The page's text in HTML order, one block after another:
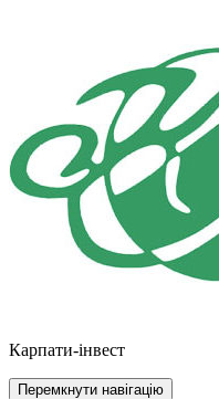
Карпати-інвест
Перемкнути навігацію